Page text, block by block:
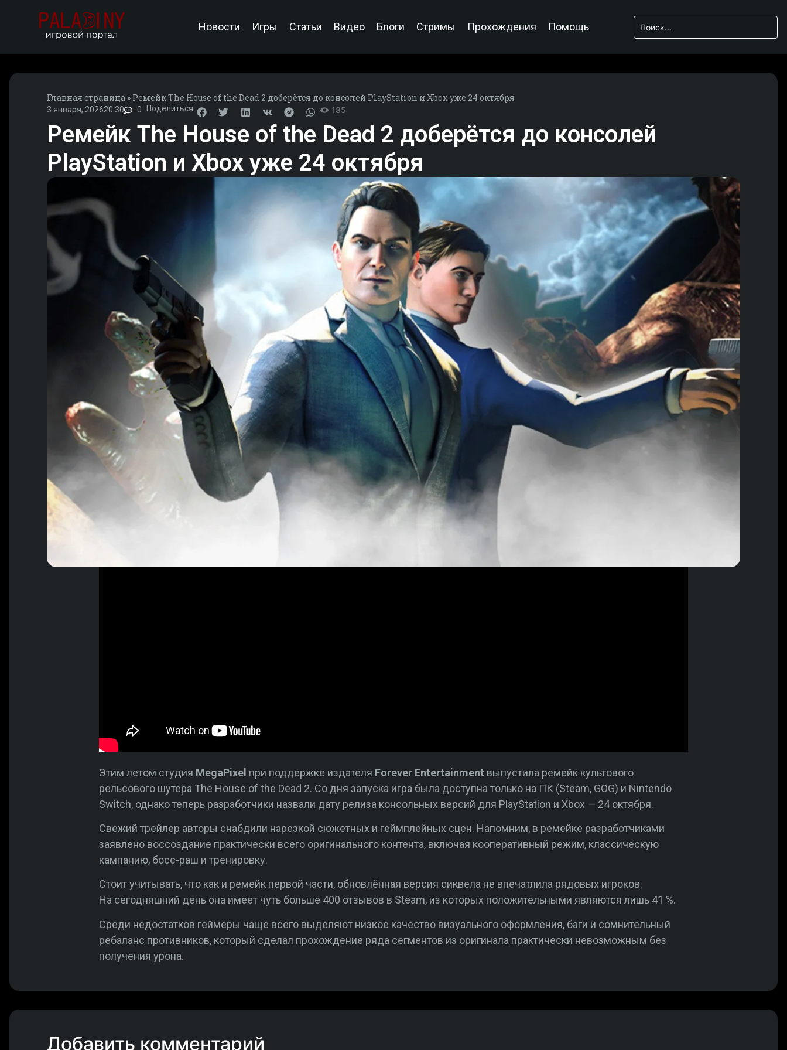
Новости Игры Статьи Видео Блоги Стримы Прохождения Помощь
Главная страница » Ремейк The House of the Dead 2 доберётся до консолей PlayStation и Xbox уже 24 октября
3 января, 202620:30 0 Поделиться 185
Ремейк The House of the Dead 2 доберётся до консолей
PlayStation и Xbox уже 24 октября
Этим летом студия MegaPixel при поддержке издателя Forever Entertainment выпустила ремейк культового
рельсового шутера The House of the Dead 2. Со дня запуска игра была доступна только на ПК (Steam, GOG) и Nintendo
Switch, однако теперь разработчики назвали дату релиза консольных версий для PlayStation и Xbox — 24 октября.
Свежий трейлер авторы снабдили нарезкой сюжетных и геймплейных сцен. Напомним, в ремейке разработчиками
заявлено воссоздание практически всего оригинального контента, включая кооперативный режим, классическую
кампанию, босс-раш и тренировку.
Стоит учитывать, что как и ремейк первой части, обновлённая версия сиквела не впечатлила рядовых игроков.
На сегодняшний день она имеет чуть больше 400 отзывов в Steam, из которых положительными являются лишь 41 %.
Среди недостатков геймеры чаще всего выделяют низкое качество визуального оформления, баги и сомнительный
ребаланс противников, который сделал прохождение ряда сегментов из оригинала практически невозможным без
получения урона.
Добавить комментарий